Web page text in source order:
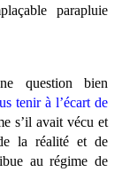
parapluie
question bien
tenir à l’écart de
s’il avait vécu et
la réalité et de
au régime de